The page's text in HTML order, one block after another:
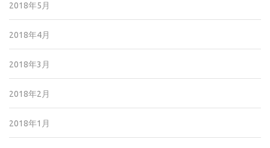
2018年5月
2018年4月
2018年3月
2018年2月
2018年1月